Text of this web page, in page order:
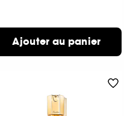
Ajouter au panier